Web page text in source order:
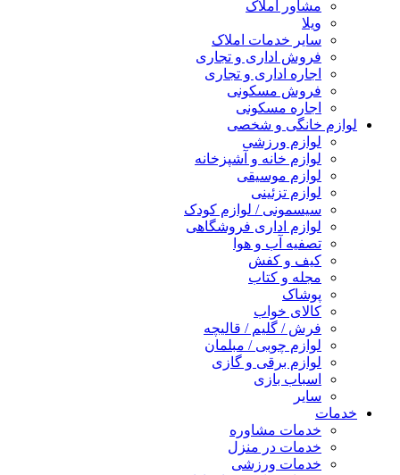
مشاور املاک
ویلا
سایر خدمات املاک
فروش اداری و تجاری
اجاره اداری و تجاری
فروش مسکونی
اجاره مسکونی
لوازم خانگی و شخصی
لوازم ورزشی
لوازم خانه و آشپزخانه
لوازم موسیقی
لوازم تزئینی
سیسمونی / لوازم کودک
لوازم اداری فروشگاهی
تصفیه آب و هوا
کیف و کفش
مجله و کتاب
پوشاک
کالای خواب
فرش / گلیم / قالیچه
لوازم چوبی / مبلمان
لوازم برقی و گازی
اسباب بازی
سایر
خدمات
خدمات مشاوره
خدمات در منزل
خدمات ورزشی